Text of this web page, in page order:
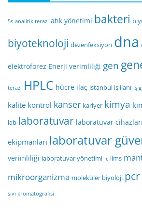
5s analitik terazi atık yönetimi bakteri
biyoteknoloji dezenfeksiyon dna
elektroforez Enerji verimliliği gen
terazi HPLC hücre ilaç istanbul iş ilanı iş
kalite kontrol kanser kariyer kimya
lab laboratuvar laboratuvar cihazları
ekipmanları laboratuvar
verimliliği laboratuvar yönetimi lc lims
mikroorganizma moleküler biyoloji pcr
sıvı kromatografisi